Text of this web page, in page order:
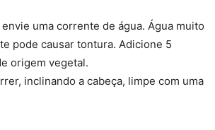
uma corrente de água. Água muito
pode causar tontura. Adicione 5
origem vegetal.
inclinando a cabeça, limpe com uma